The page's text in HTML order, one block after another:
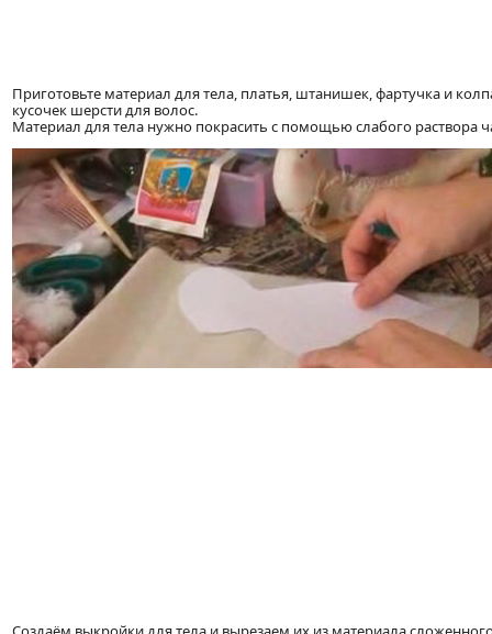
Приготовьте материал для тела, платья, штанишек, фартучка и
кусочек шерсти для волос.
Материал для тела нужно покрасить с помощью слабого раствора